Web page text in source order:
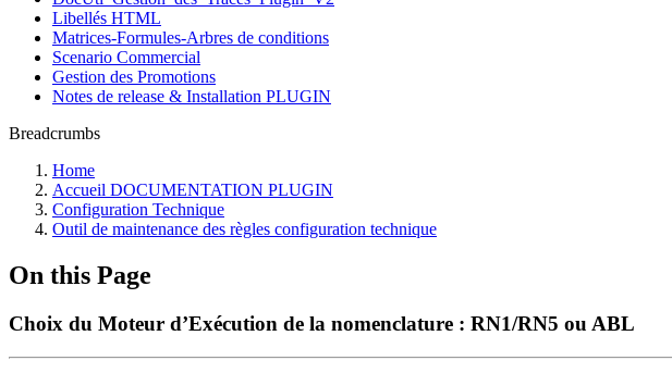
Libellés HTML
Matrices-Formules-Arbres de conditions
Scenario Commercial
Gestion des Promotions
Notes de release & Installation PLUGIN
Breadcrumbs
Home
Accueil DOCUMENTATION PLUGIN
Configuration Technique
Outil de maintenance des règles configuration technique
On this Page
Choix du Moteur d’Exécution de la nomenclature : RN1/RN5 ou ABL